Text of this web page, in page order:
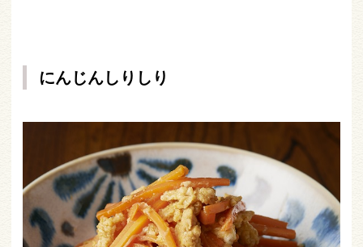
にんじんしりしり